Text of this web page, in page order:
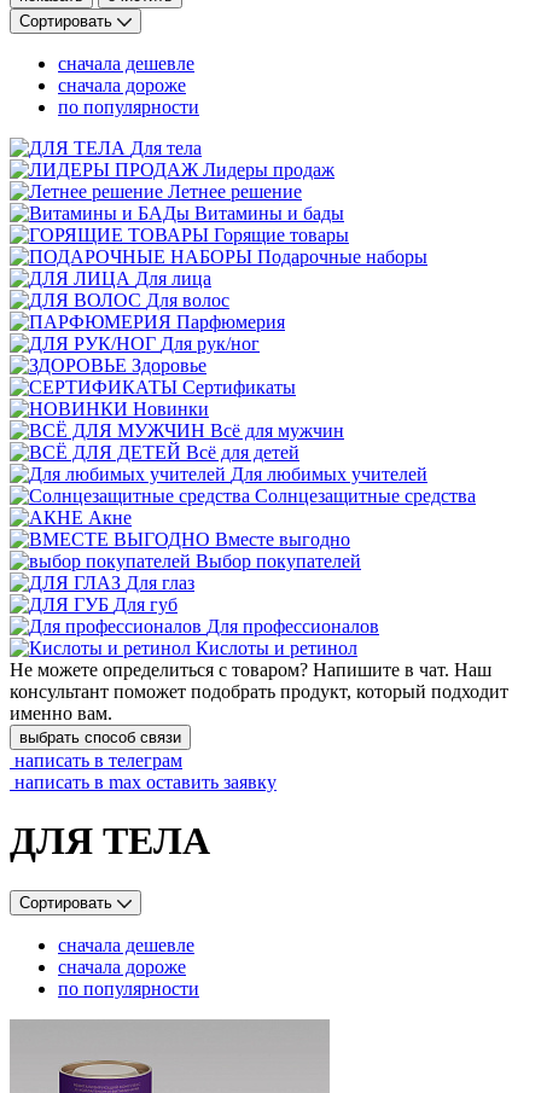
Сортировать
сначала дешевле
сначала дороже
по популярности
Для тела
Лидеры продаж
Летнее решение
Витамины и бады
Горящие товары
Подарочные наборы
Для лица
Для волос
Парфюмерия
Для рук/ног
Здоровье
Сертификаты
Новинки
Всё для мужчин
Всё для детей
Для любимых учителей
Cолнцезащитные средства
Акне
Вместе выгодно
Выбор покупателей
Для глаз
Для губ
Для профессионалов
Кислоты и ретинол
Не можете определиться с товаром? Напишите в чат. Наш
консультант поможет подобрать продукт, который подходит
именно вам.
выбрать способ связи
написать в телеграм
написать в max оставить заявку
ДЛЯ ТЕЛА
Сортировать
сначала дешевле
сначала дороже
по популярности